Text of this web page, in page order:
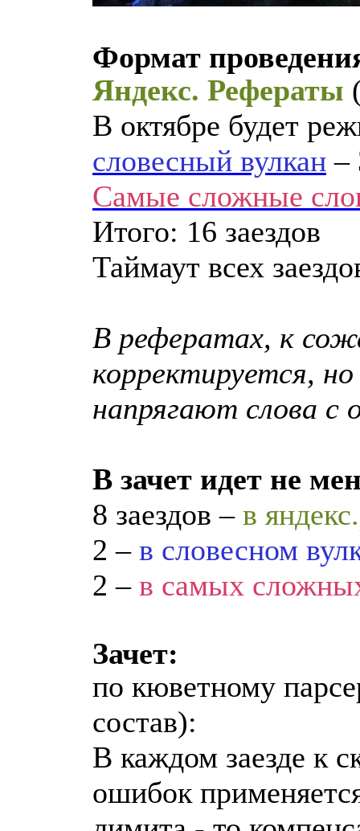
Формат
Яндекс. Рефераты
В октябре будет
словесный вулкан –
Самые сложные
Итого: 16 заездов
Таймаут всех
В рефератах, к
корректируется,
напрягают слова
В зачет идет не
8 заездов – в
2 – в словесном
2 – в самых
Зачет:
по кюветному
состав):
В каждом заезде к
ошибок